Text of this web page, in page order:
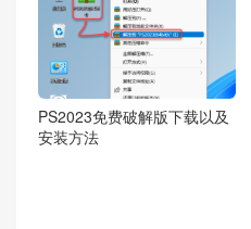
PS2023免费破解版下载以及
安装方法